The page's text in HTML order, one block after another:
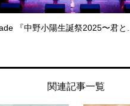
『中野小陽生誕祭2025〜君と
関連記事一覧